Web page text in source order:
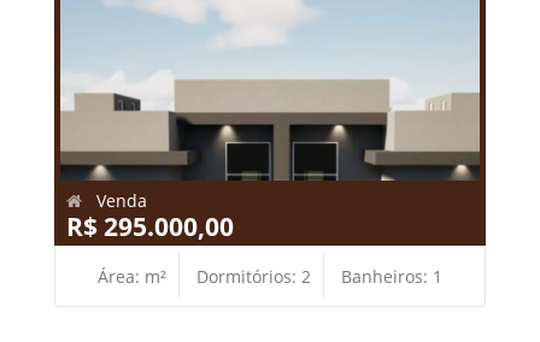
Venda
R$ 295.000,00
Área: m² Dormitórios: 2 Banheiros: 1